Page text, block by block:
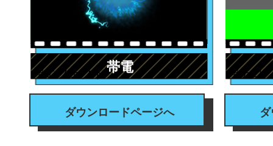
#エフェクト帯電
ダウンロードページへ
#テロ